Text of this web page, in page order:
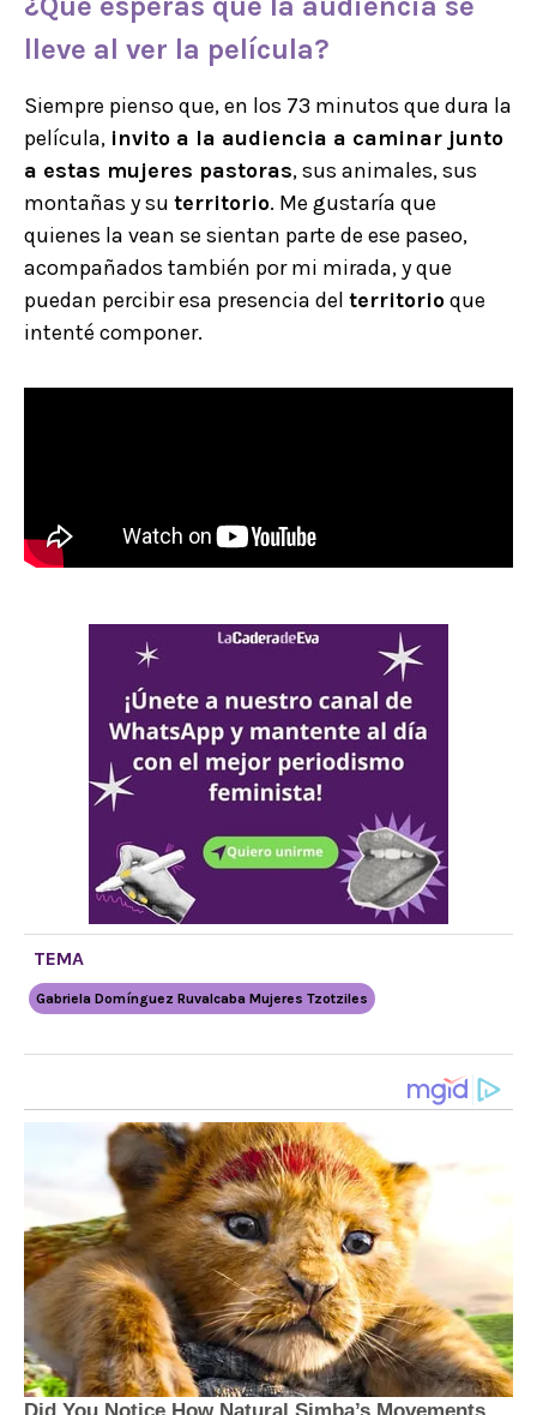
lleve al ver la película?
Siempre pienso que, en los 73 minutos que dura la
película, invito a la audiencia a caminar junto
a estas mujeres pastoras, sus animales, sus
montañas y su territorio. Me gustaría que
quienes la vean se sientan parte de ese paseo,
acompañados también por mi mirada, y que
puedan percibir esa presencia del territorioque
intenté componer.
TEMA
Gabriela Domínguez Ruvalcaba Mujeres Tzotziles